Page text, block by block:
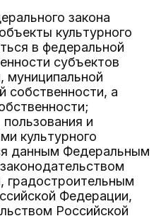
закона
культурного
в федеральной
субъектов
муниципальной
собственности, а
и
культурного
данным Федеральным
градостроительным
Федерации,
Российской